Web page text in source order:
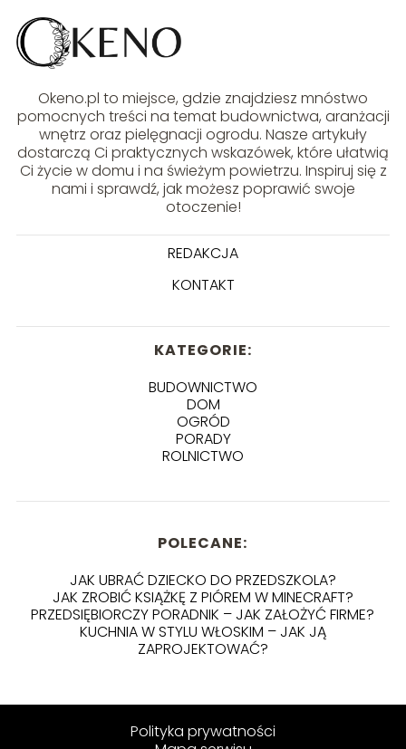
Okeno.pl to miejsce, gdzie znajdziesz mnóstwo
pomocnych treści na temat budownictwa, aranżacji
wnętrz oraz pielęgnacji ogrodu. Nasze artykuły
dostarczą Ci praktycznych wskazówek, które ułatwią
Ci życie w domu i na świeżym powietrzu. Inspiruj się z
nami i sprawdź, jak możesz poprawić swoje
otoczenie!
REDAKCJA
KONTAKT
KATEGORIE:
BUDOWNICTWO
DOM
OGRÓD
PORADY
ROLNICTWO
POLECANE:
JAK UBRAĆ DZIECKO DO PRZEDSZKOLA?
JAK ZROBIĆ KSIĄŻKĘ Z PIÓREM W MINECRAFT?
PRZEDSIĘBIORCZY PORADNIK – JAK ZAŁOŻYĆ FIRME?
KUCHNIA W STYLU WŁOSKIM – JAK JĄ
ZAPROJEKTOWAĆ?
Polityka prywatności